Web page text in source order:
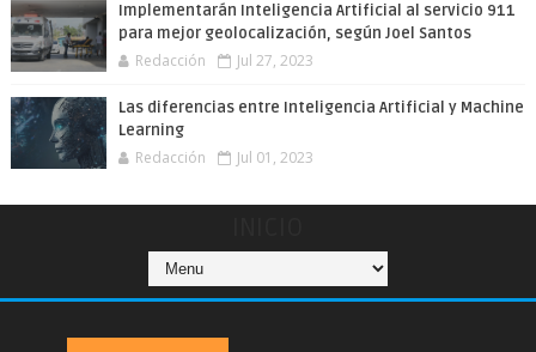
Implementarán Inteligencia Artificial al servicio 911
para mejor geolocalización, según Joel Santos
Redacción Jul 27, 2023
Las diferencias entre Inteligencia Artificial y Machine
Learning
Redacción Jul 01, 2023